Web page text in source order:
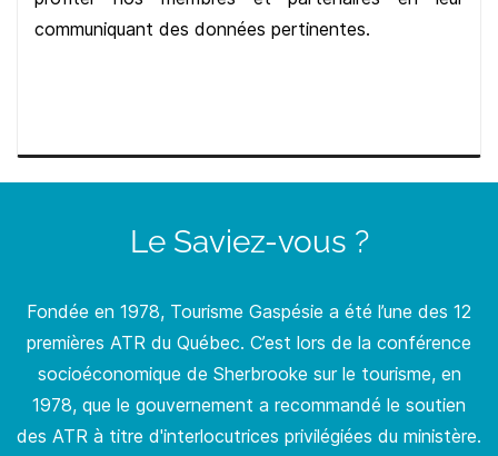
communiquant des données pertinentes.
Le Saviez-vous ?
Fondée en 1978, Tourisme Gaspésie a été l’une des 12
premières ATR du Québec. C’est lors de la conférence
socioéconomique de Sherbrooke sur le tourisme, en
1978, que le gouvernement a recommandé le soutien
des ATR à titre d'interlocutrices privilégiées du ministère.